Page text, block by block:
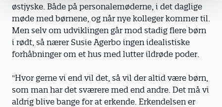
østjyske. Både på personalemøderne, i det daglige
møde med børnene, og når nye kolleger kommer til.
Men selv om udviklingen går mod stadig flere børn
i rødt, så nærer Susie Agerbo ingen idealistiske
forhåbninger om et hus med lutter ildrøde poder.
"Hvor gerne vi end vil det, så vil der altid være børn,
som man har det sværere med end andre. Det må vi
aldrig blive bange for at erkende. Erkendelsen er